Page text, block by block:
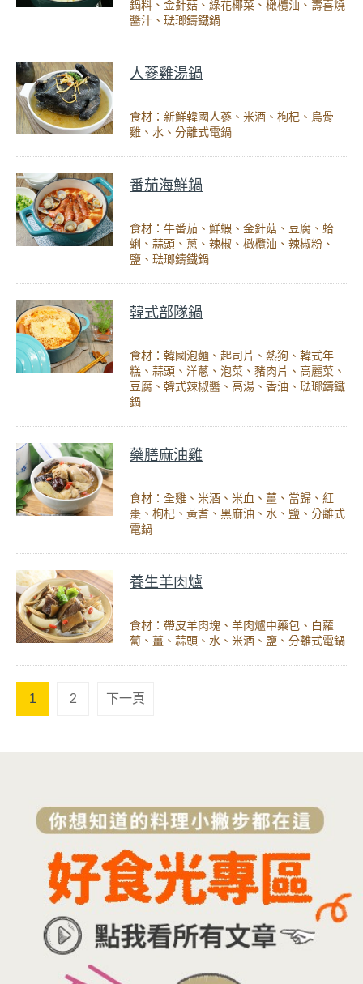
鍋料、金針菇、綠花椰菜、橄欖油、壽喜燒
醬汁、琺瑯鑄鐵鍋
人蔘雞湯鍋
食材：新鮮韓國人蔘、米酒、枸杞、烏骨
雞、水、分離式電鍋
番茄海鮮鍋
食材：牛番茄、鮮蝦、金針菇、豆腐、蛤
蜊、蒜頭、蔥、辣椒、橄欖油、辣椒粉、
鹽、琺瑯鑄鐵鍋
韓式部隊鍋
食材：韓國泡麵、起司片、熱狗、韓式年
糕、蒜頭、洋蔥、泡菜、豬肉片、高麗菜、
豆腐、韓式辣椒醬、高湯、香油、琺瑯鑄鐵
鍋
藥膳麻油雞
食材：全雞、米酒、米血、薑、當歸、紅
棗、枸杞、黃耆、黑麻油、水、鹽、分離式
電鍋
養生羊肉爐
食材：帶皮羊肉塊、羊肉爐中藥包、白蘿
蔔、薑、蒜頭、水、米酒、鹽、分離式電鍋
1 2 下一頁